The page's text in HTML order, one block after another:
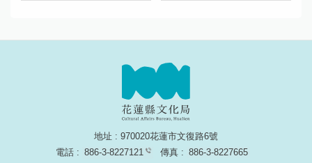
地址 : 970020花蓮市文復路6號
電話 : 886-3-8227121 傳真 : 886-3-8227665